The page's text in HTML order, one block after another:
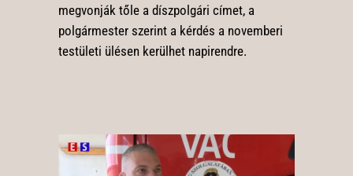
megvonják tőle a díszpolgári címet, a
polgármester szerint a kérdés a novemberi
testületi ülésen kerülhet napirendre.